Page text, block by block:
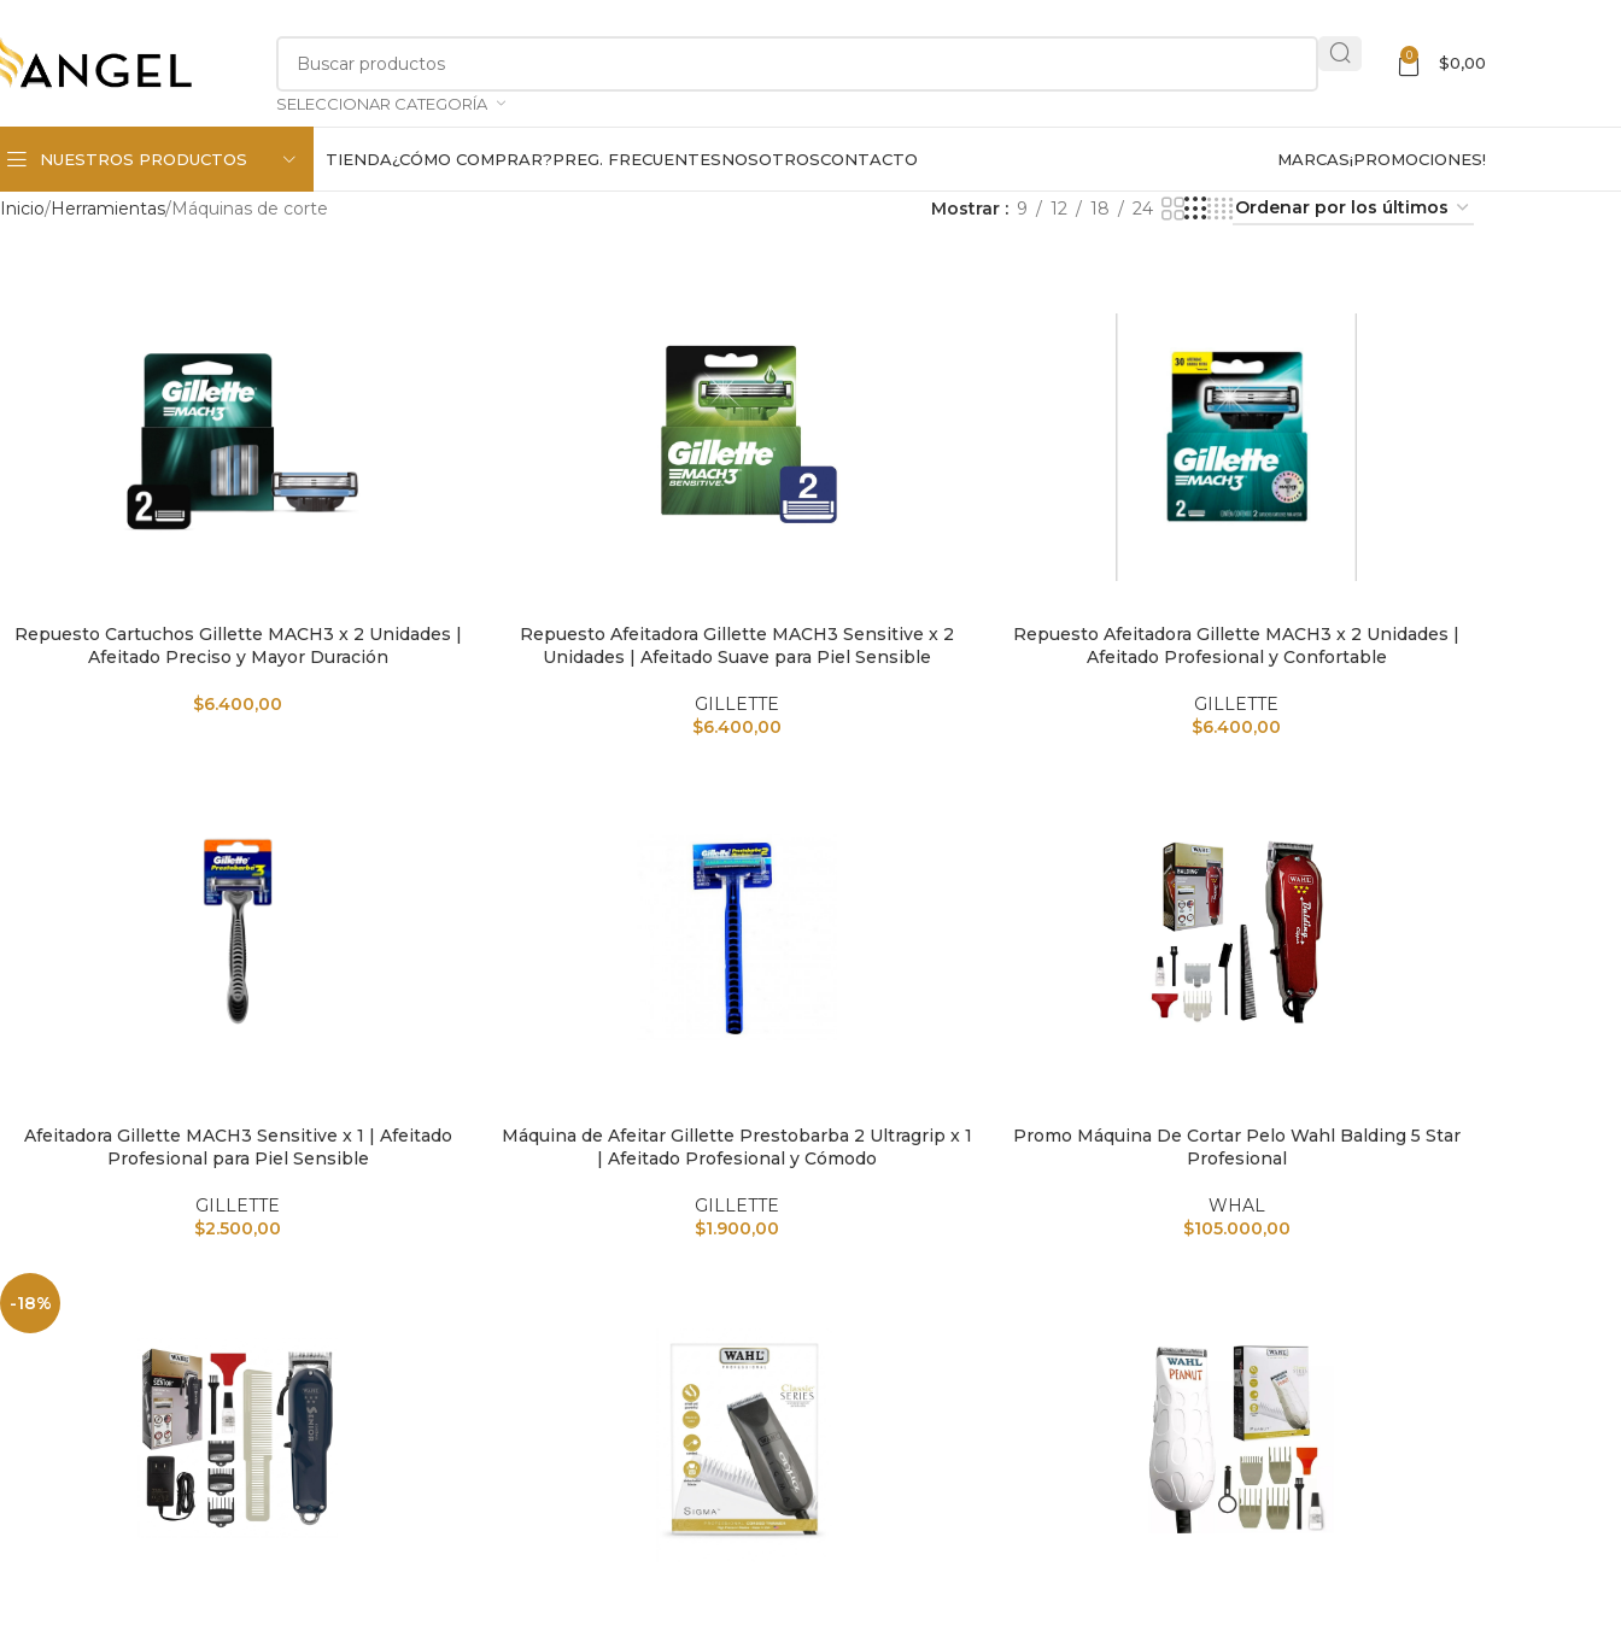
SELECCIONAR CATEGORÍA
0 $0,00
NUESTROS PRODUCTOS TIENDA¿CÓMO COMPRAR?PREG. FRECUENTESNOSOTROSCONTACTO MARCAS¡PROMOCIONES!
Inicio Herramientas Máquinas de corte Mostrar 9 12 18 24
AÑADIR AL CARRITO
Repuesto Cartuchos Gillette MACH3 x 2 Unidades |
Afeitado Preciso y Mayor Duración
$6.400,00
AÑADIR AL CARRITO
Repuesto Afeitadora Gillette MACH3 Sensitive x 2
Unidades | Afeitado Suave para Piel Sensible
GILLETTE
$6.400,00
AÑADIR AL CARRITO
Repuesto Afeitadora Gillette MACH3 x 2 Unidades |
Afeitado Profesional y Confortable
GILLETTE
$6.400,00
AÑADIR AL CARRITO
Afeitadora Gillette MACH3 Sensitive x 1 | Afeitado
Profesional para Piel Sensible
GILLETTE
$2.500,00
AÑADIR AL CARRITO
Máquina de Afeitar Gillette Prestobarba 2 Ultragrip x 1
| Afeitado Profesional y Cómodo
GILLETTE
$1.900,00
AÑADIR AL CARRITO
Promo Máquina De Cortar Pelo Wahl Balding 5 Star
Profesional
WHAL
$105.000,00
-18%